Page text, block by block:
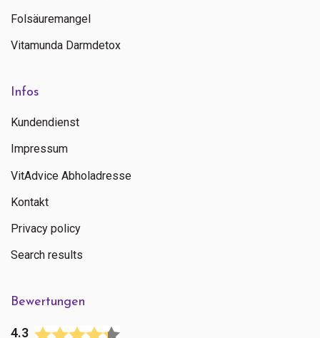
Folsäuremangel
Vitamunda Darmdetox
Infos
Kundendienst
Impressum
VitAdvice Abholadresse
Kontakt
Privacy policy
Search results
Bewertungen
4.3